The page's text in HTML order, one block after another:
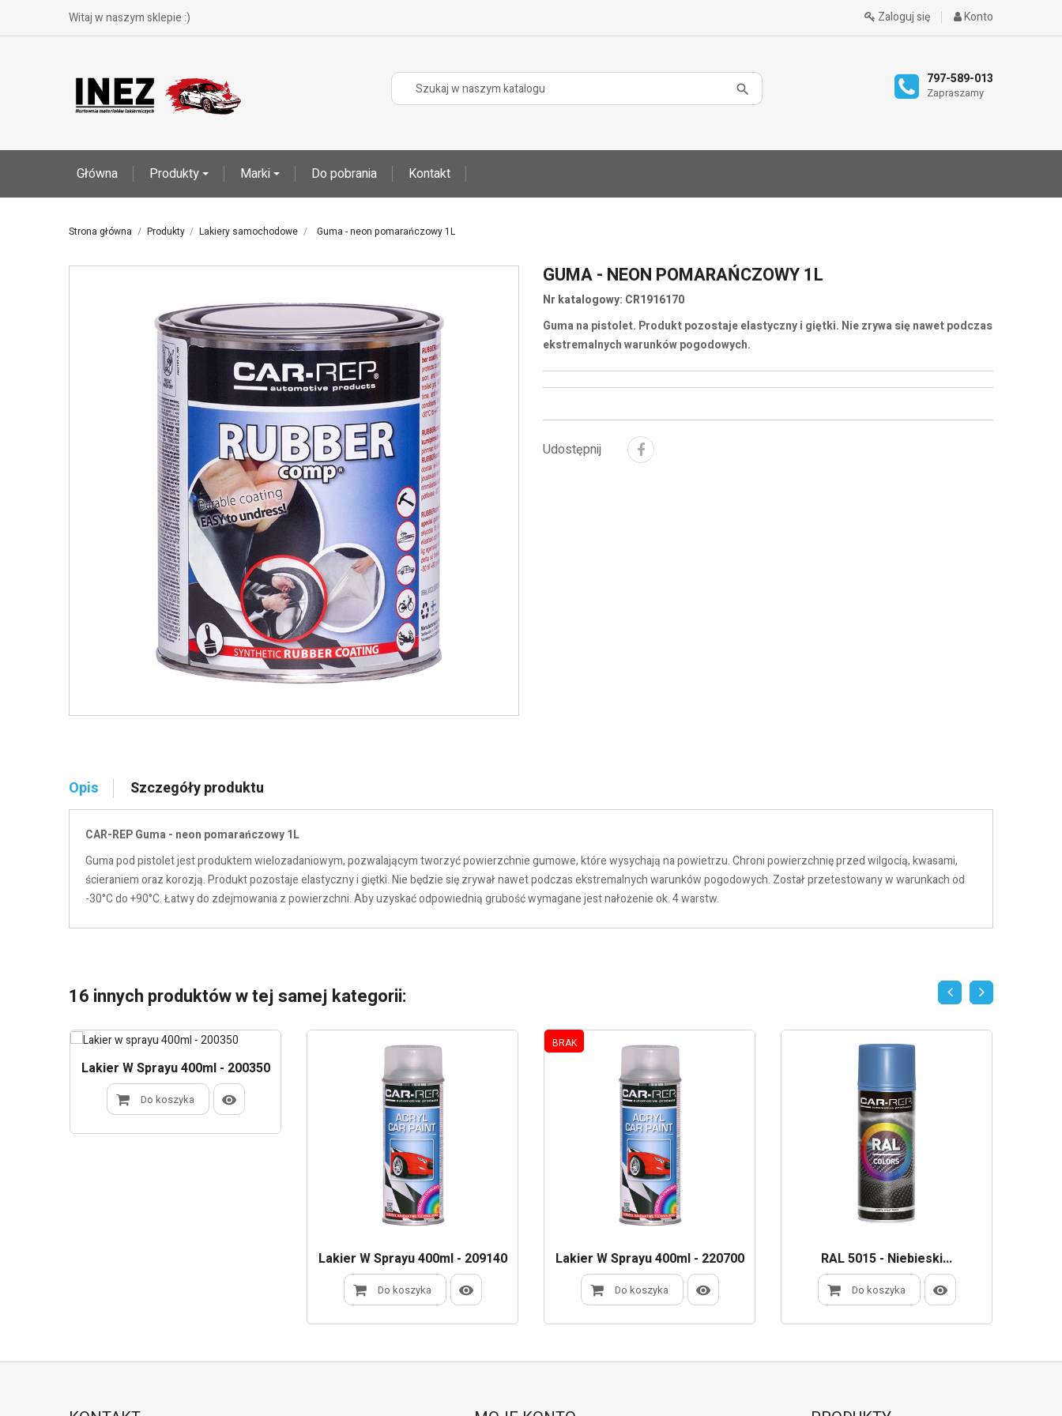
Witaj w naszym sklepie :) Konto
Zaloguj się
797-589-013
Zapraszamy
Główna Produkty Marki Do pobrania Kontakt
Strona główna Produkty Lakiery samochodowe Guma - neon pomarańczowy 1L
GUMA - NEON POMARAŃCZOWY 1L
Nr katalogowy: CR1916170
Guma na pistolet. Produkt pozostaje elastyczny i giętki. Nie zrywa się nawet podczas
ekstremalnych warunków pogodowych.
Udostępnij
Opis Szczegóły produktu
CAR-REP Guma - neon pomarańczowy 1L
Guma pod pistolet jest produktem wielozadaniowym, pozwalającym tworzyć powierzchnie gumowe, które wysychają na powietrzu. Chroni powierzchnię przed wilgocią, kwasami,
ścieraniem oraz korozją. Produkt pozostaje elastyczny i giętki. Nie będzie się zrywał nawet podczas ekstremalnych warunków pogodowych. Został przetestowany w warunkach od
-30°C do +90°C. Łatwy do zdejmowania z powierzchni. Aby uzyskać odpowiednią grubość wymagane jest nałożenie ok. 4 warstw.
16 innych produktów w tej samej kategorii:
Lakier W Sprayu 400ml - 200350
Do koszyka
Lakier W Sprayu 400ml - 209140
Do koszyka
Lakier W Sprayu 400ml - 220700
Do koszyka
BRAK
RAL 5015 - Niebieski...
Do koszyka